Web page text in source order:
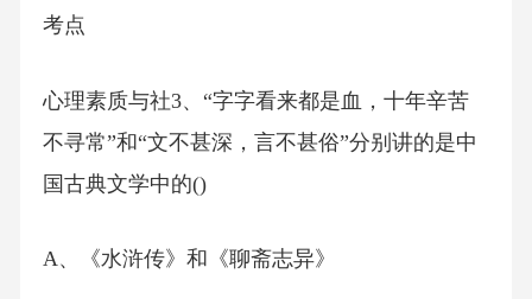
考点
心理素质与社3、“字字看来都是血，十年辛苦
不寻常”和“文不甚深，言不甚俗”分别讲的是中
国古典文学中的()
A、《水浒传》和《聊斋志异》